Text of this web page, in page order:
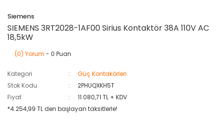
Siemens
SIEMENS 3RT2028-1AF00 Sirius Kontaktör 38A 110V AC
18,5kW
(0) Yorum - 0 Puan
Kategori
Güç Kontakörleri
Stok Kodu
2PHUQXKH5T
Fiyat
11.080,71 TL + KDV
*4.254,99 TL den başlayan taksitlerle!